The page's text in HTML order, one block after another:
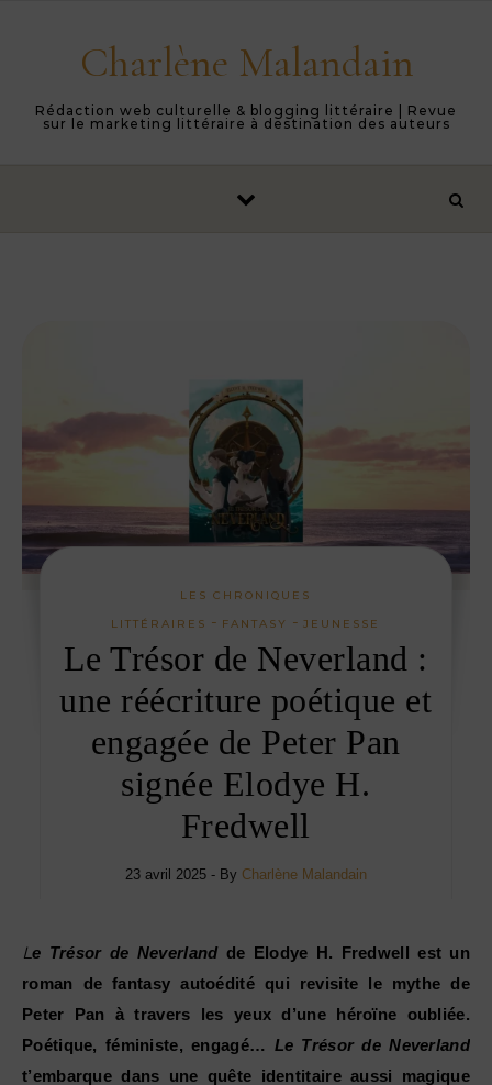
Charlène Malandain
Rédaction web culturelle & blogging littéraire | Revue
sur le marketing littéraire à destination des auteurs
LES CHRONIQUES
LITTÉRAIRES - FANTASY -JEUNESSE
Le Trésor de Neverland :
une réécriture poétique et
engagée de Peter Pan
signée Elodye H.
Fredwell
23 avril 2025 - By Charlène Malandain
Le Trésor de Neverlandde Elodye H. Fredwell est un
roman de fantasy autoédité qui revisite le mythe de
Peter Pan à travers les yeux d’une héroïne oubliée.
Poétique, féministe, engagé… Le Trésor de Neverland
t’embarque dans une quête identitaire aussi magique